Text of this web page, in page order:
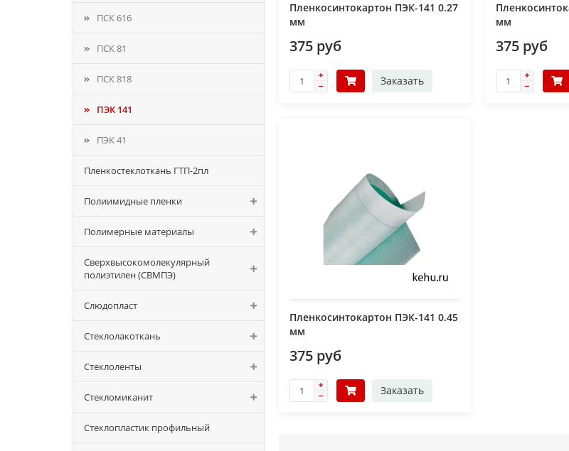
ПСК 616
ПСК 81
ПСК 818
ПЭК 141
ПЭК 41
Пленкостеклоткань ГТП-2пл
Полиимидные пленки
Полимерные материалы
Сверхвысокомолекулярный
полиэтилен (СВМПЭ)
Слюдопласт
Стеклолакоткань
Стеклоленты
Стекломиканит
Стеклопластик профильный
Пленкосинтокартон ПЭК-141 0.27
мм
375 руб
Заказать
мм
375 руб
Пленкосинтокартон ПЭК-141 0.45
мм
375 руб
Заказать